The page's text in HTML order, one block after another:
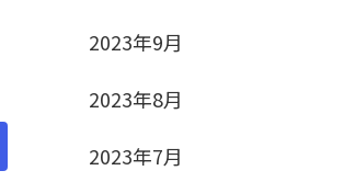
2023年9月
2023年8月
2023年7月